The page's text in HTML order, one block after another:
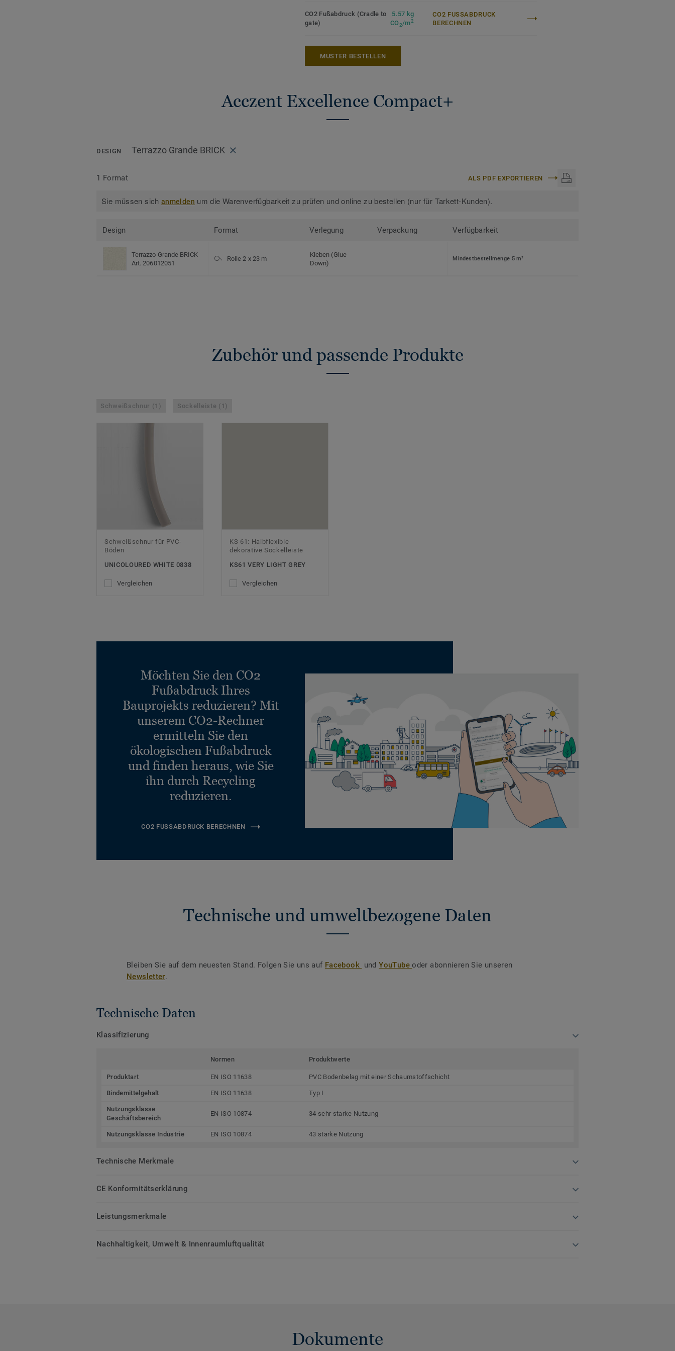
CO2 Fußabdruck (Cradle to
gate)
5.57 kg
CO2/m2
CO2 FUSSABDRUCK B
ERECHNEN
MUSTER BESTELLEN
Acczent Excellence Compact+
DESIGN Terrazzo Grande BRICK
1 Format ALS PDF EXPORTIEREN
Sie müssen sichanmelden um die Warenverfügbarkeit zu prüfen und online zu bestellen (nur für Tarkett-Kunden).
Design Format Verlegung Verpackung Verfügbarkeit
Terrazzo Grande BRICK
Art. 206012051
Rolle 2 x 23 m
Kleben (Glue
Down)
Mindestbestellmenge 5 m²
Zubehör und passende Produkte
Schweißschnur (1) Sockelleiste (1)
Schweißschnur für PVC-
Böden
UNICOLOURED WHITE 0838
Vergleichen
KS 61: Halbflexible
dekorative Sockelleiste
KS61 VERY LIGHT GREY
Vergleichen
Möchten Sie den CO2
Fußabdruck Ihres
Bauprojekts reduzieren? Mit
unserem CO2-Rechner
ermitteln Sie den
ökologischen Fußabdruck
und finden heraus, wie Sie
ihn durch Recycling
reduzieren.
CO2 FUSSABDRUCK BERECHNEN
Technische und umweltbezogene Daten
Bleiben Sie auf dem neuesten Stand. Folgen Sie uns auf Facebook undYouTubeoder abonnieren Sie unseren
Newsletter.
Technische Daten
Klassifizierung
Normen Produktwerte
Produktart EN ISO 11638 PVC Bodenbelag mit einer Schaumstoffschicht
Bindemittelgehalt EN ISO 11638 Typ I
Nutzungsklasse
Geschäftsbereich
EN ISO 10874 34 sehr starke Nutzung
Nutzungsklasse Industrie EN ISO 10874 43 starke Nutzung
Technische Merkmale
CE Konformitätserklärung
Leistungsmerkmale
Nachhaltigkeit, Umwelt & Innenraumluftqualität
Dokumente